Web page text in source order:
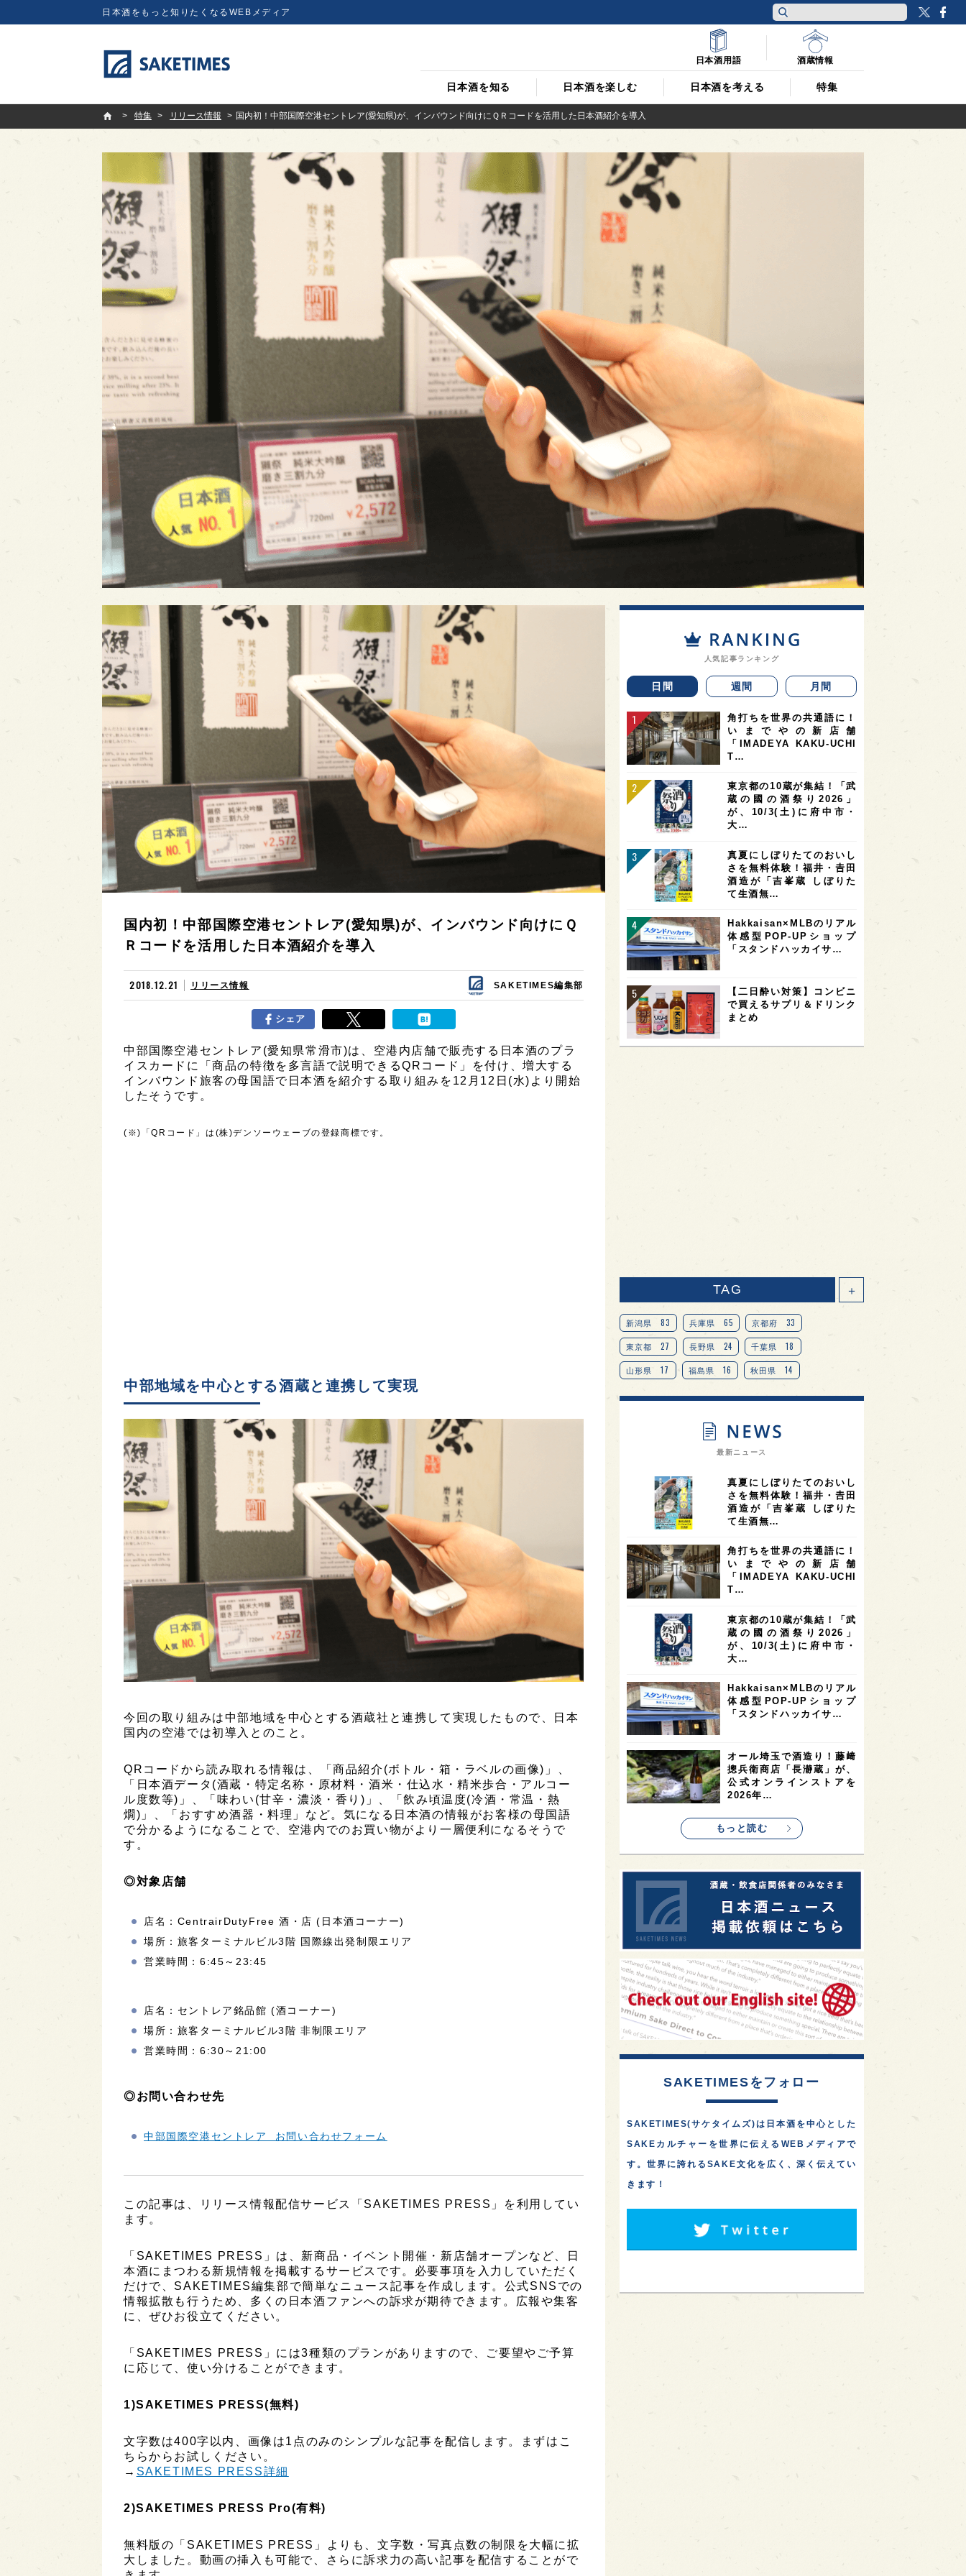
日本酒をもっと知りたくなるWEBメディア
日本酒を知る 日本酒を楽しむ 日本酒を考える 特集
日本酒用語 酒蔵情報
SAKETIMES
特集
リリース情報 国内初！中部国際空港セントレア(愛知県)が、インバウンド向けにＱＲコードを活用した日本酒紹介を導入
国内初！中部国際空港セントレア(愛知県)が、インバウンド向けにＱ
Ｒコードを活用した日本酒紹介を導入
2018.12.21 リリース情報 SAKETIMES編集部
シェア
中部国際空港セントレア(愛知県常滑市)は、空港内店舗で販売する日本酒のプラ
イスカードに「商品の特徴を多言語で説明できるQRコード」を付け、増大する
インバウンド旅客の母国語で日本酒を紹介する取り組みを12月12日(水)より開始
したそうです。
(※)「QRコード」は(株)デンソーウェーブの登録商標です。
中部地域を中心とする酒蔵と連携して実現
今回の取り組みは中部地域を中心とする酒蔵社と連携して実現したもので、日本
国内の空港では初導入とのこと。
QRコードから読み取れる情報は、「商品紹介(ボトル・箱・ラベルの画像)」、
「日本酒データ(酒蔵・特定名称・原材料・酒米・仕込水・精米歩合・アルコー
ル度数等)」、「味わい(甘辛・濃淡・香り)」、「飲み頃温度(冷酒・常温・熱
燗)」、「おすすめ酒器・料理」など。気になる日本酒の情報がお客様の母国語
で分かるようになることで、空港内でのお買い物がより一層便利になるそうで
す。
◎対象店舗
店名：CentrairDutyFree 酒・店 (日本酒コーナー)
場所：旅客ターミナルビル3階 国際線出発制限エリア
営業時間：6:45～23:45
店名：セントレア銘品館 (酒コーナー)
場所：旅客ターミナルビル3階 非制限エリア
営業時間：6:30～21:00
◎お問い合わせ先
中部国際空港セントレア お問い合わせフォーム
この記事は、リリース情報配信サービス「SAKETIMES PRESS」を利用してい
ます。
「SAKETIMES PRESS」は、新商品・イベント開催・新店舗オープンなど、日
本酒にまつわる新規情報を掲載するサービスです。必要事項を入力していただく
だけで、SAKETIMES編集部で簡単なニュース記事を作成します。公式SNSでの
情報拡散も行うため、多くの日本酒ファンへの訴求が期待できます。広報や集客
に、ぜひお役立てください。
「SAKETIMES PRESS」には3種類のプランがありますので、ご要望やご予算
に応じて、使い分けることができます。
1)SAKETIMES PRESS(無料)
文字数は400字以内、画像は1点のみのシンプルな記事を配信します。まずはこ
ちらからお試しください。
→ SAKETIMES PRESS詳細
2)SAKETIMES PRESS Pro(有料)
無料版の「SAKETIMES PRESS」よりも、文字数・写真点数の制限を大幅に拡
大しました。動画の挿入も可能で、さらに訴求力の高い記事を配信することがで
人気記事ランキング
日間 週間 月間
角打ちを世界の共通語に！
いまでやの新店舗
「IMADEYA KAKU-UCHI
T…
東京都の10蔵が集結！「武
蔵の國の酒祭り2026」
が、10/3(土)に府中市・
大…
真夏にしぼりたてのおいし
さを無料体験！福井・𠮷田
酒造が「吉峯蔵 しぼりた
て生酒無…
Hakkaisan×MLBのリアル
体感型POP-UPショップ
「スタンドハッカイサ…
【二日酔い対策】コンビニ
で買えるサプリ＆ドリンク
まとめ
TAG ＋
新潟県 83 兵庫県 65 京都府 33
東京都 27 長野県 24 千葉県 18
山形県 17 福島県 16 秋田県 14
愛知県 14 宮城県 14 岐阜県 13
オピニオンリーダーの視点 9
7 奈良県 滋賀県 7 和歌山県 6
6 フランス 6 高知県 5 島根県 5
山口県 4 アメリカ 4 神奈川県 4
大分県 4 三重県 3 3 3
オーストラリア 台湾 2 アジア
SAKEの時代を生きる 1
全蔵めぐり 1 シンガポール 1 カナダ 1
1 熊本県 1
イギリス 1 ノルウェー 新宿区 1
歌舞伎町 1 沖縄県 1 鳥取県 1
saketimes_image_4 1
最新ニュース
真夏にしぼりたてのおいし
さを無料体験！福井・𠮷田
酒造が「吉峯蔵 しぼりた
て生酒無…
角打ちを世界の共通語に！
いまでやの新店舗
「IMADEYA KAKU-UCHI
T…
東京都の10蔵が集結！「武
蔵の國の酒祭り2026」
が、10/3(土)に府中市・
大…
Hakkaisan×MLBのリアル
体感型POP-UPショップ
「スタンドハッカイサ…
オール埼玉で酒造り！藤﨑
摠兵衛商店「長瀞蔵」が、
公式オンラインストアを
2026年…
もっと読む
SAKETIMESをフォロー
SAKETIMES(サケタイムズ)は日本酒を中心とした
SAKEカルチャーを世界に伝えるWEBメディアで
す。世界に誇れるSAKE文化を広く、深く伝えてい
きます！